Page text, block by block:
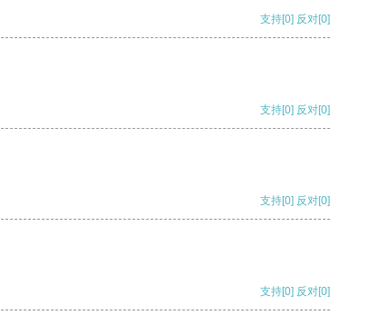
支持[0] 反对[0]
支持[0] 反对[0]
支持[0] 反对[0]
支持[0] 反对[0]